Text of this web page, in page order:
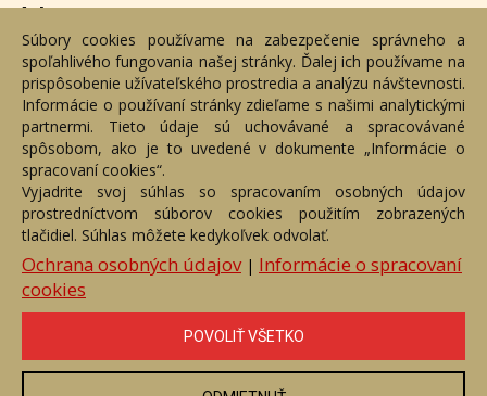
Adresa
Nižný Hrušov 333, 094 22, Slovenská republika
+421 905 356 921
+421 905 959 101
dartesro@dartesro.sk
Hlavná stránka Aukčný katalóg
Objednávka dražby
Termíny aukcií
Online Aukcia
DARTE AUKČNÁ SPOLOČNOSŤ s.r.o. © 2007 - 2026
Akékoľvek používanie obrazových a textových súčastí tejto stránky je
podmienené výslovným súhlasom jej vlastníka. Všetky práva sú
vyhradené.
Súbory cookies používame na zabezpečenie správneho a
spoľahlivého fungovania našej stránky. Ďalej ich používame na
prispôsobenie užívateľského prostredia a analýzu návštevnosti.
Informácie o používaní stránky zdieľame s našimi analytickými
partnermi. Tieto údaje sú uchovávané a spracovávané
spôsobom, ako je to uvedené v dokumente „Informácie o
spracovaní cookies“.
Vyjadrite svoj súhlas so spracovaním osobných údajov
prostredníctvom súborov cookies použitím zobrazených
tlačidiel. Súhlas môžete kedykoľvek odvolať.
Ochrana osobných údajov| Informácie o spracovaní
cookies
POVOLIŤ VŠETKO